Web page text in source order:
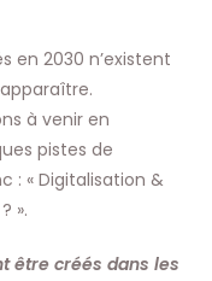
en 2030 n’existent
à venir en
pistes de
: « Digitalisation &
».
être créés dans les